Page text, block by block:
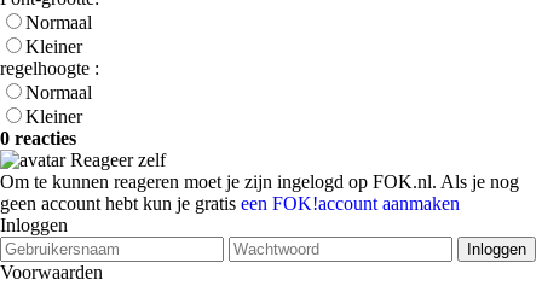
Normaal
Kleiner
regelhoogte :
Normaal
Kleiner
0 reacties
Reageer zelf
Om te kunnen reageren moet je zijn ingelogd op FOK.nl. Als je nog
geen account hebt kun je gratis een FOK!account aanmaken
Inloggen
Voorwaarden